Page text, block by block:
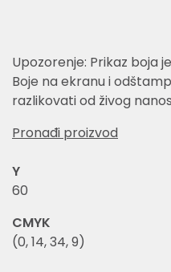
Upozorenje: Prikaz boja
Boje na ekranu i
razlikovati od živog
Pronađi proizvod
Y
60
CMYK
(0, 14, 34, 9)